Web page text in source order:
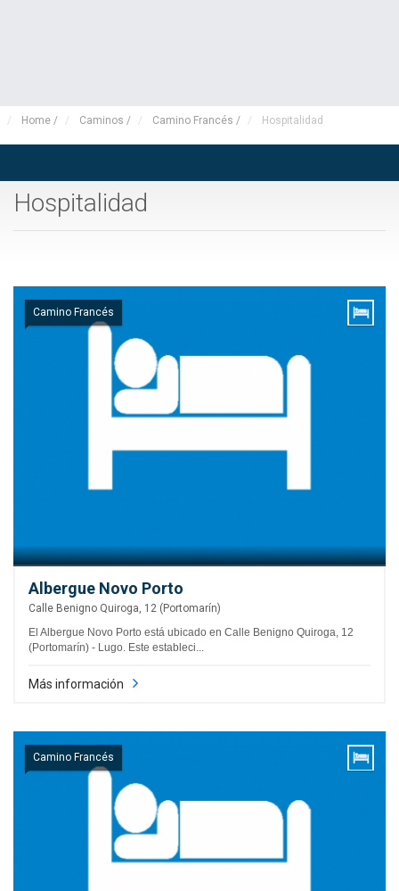
Home / Caminos / Camino Francés / Hospitalidad
Hospitalidad
Camino Francés
Albergue Novo Porto
Calle Benigno Quiroga, 12 (Portomarín)
El Albergue Novo Porto está ubicado en Calle Benigno Quiroga, 12
(Portomarín) - Lugo. Este estableci...
Más información
Camino Francés